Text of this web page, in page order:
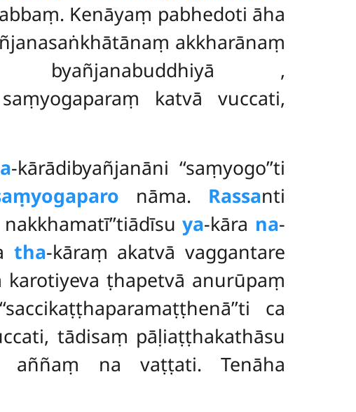
Kenāyaṃ pabhedoti āha
akkharānaṃ
,
katvā vuccati,
-kārādibyañjanāni ‘‘saṃyogo’’ti
nāma. Rassanti
nakkhamatī’’tiādīsuya-kāra na-
tha-kāraṃ akatvā vaggantare
karotiyeva ṭhapetvā anurūpaṃ
ca
tādisaṃ pāḷiaṭṭhakathāsu
aññaṃ na vaṭṭati. Tenāha